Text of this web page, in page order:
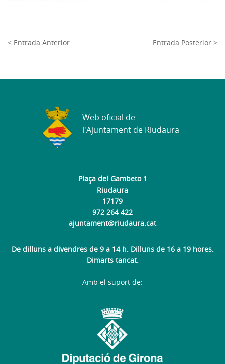
< Entrada Anterior Entrada Posterior >
Plaça del Gambeto 1
Riudaura
17179
972 264 422
ajuntament@riudaura.cat
De dilluns a divendres de 9 a 14 h. Dilluns de 16 a 19 hores.
Dimarts tancat.
Web oficial de
l'Ajuntament de Riudaura
Amb el suport de: